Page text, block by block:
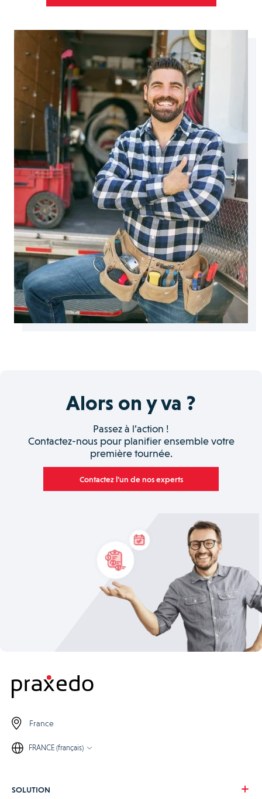
Alors on y va ?
Passez à l’action !
Contactez-nous pour planifier ensemble votre
première tournée.
Contactez l’un de nos experts
France
FRANCE (français)
SOLUTION